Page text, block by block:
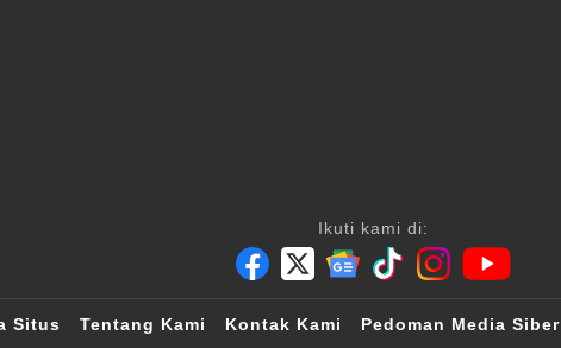
Ikuti kami di:
Situs Tentang Kami Kontak Kami Pedoman Media Siber